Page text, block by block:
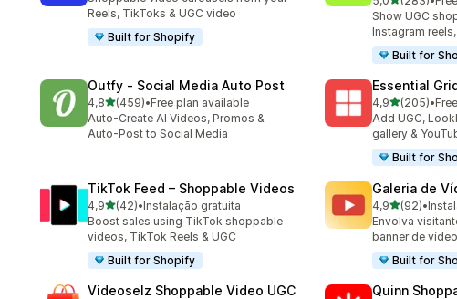
Reels, TikToks & UGC video
Built for Shopify
283 total de
Show UGC
Instagram
Built for
Outfy ‑ Social Media Auto Post
4,8de 5 estrelas
(459)
459 total de avaliações
•Free plan available
Auto-Create AI Videos, Promos &
Auto-Post to Social Media
Essential
4,9de 5 estrelas
(205)
205 total de
•
Add UGC,
gallery &
Built for
TikTok Feed – Shoppable Videos
4,9de 5 estrelas
(42)
42 total de avaliações
•Instalação gratuita
Boost sales using TikTok shoppable
videos, TikTok Reels & UGC
Built for Shopify
Galeria de
4,9de 5 estrelas
(92)
92 total de
•
Envolva
banner de
Built for
Videoselz Shoppable Video UGC Quinn